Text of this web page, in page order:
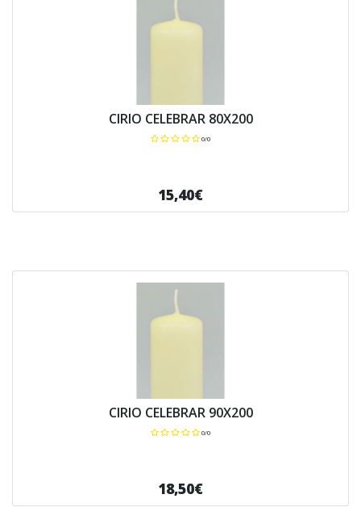
CIRIO CELEBRAR 80X200
0/0
15,40€
CIRIO CELEBRAR 90X200
0/0
18,50€